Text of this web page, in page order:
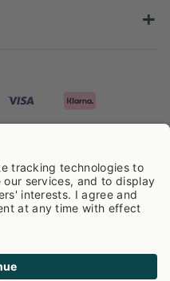
ausgezeichnet.